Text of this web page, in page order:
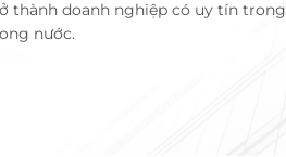
thành doanh nghiệp có uy tín
nước.